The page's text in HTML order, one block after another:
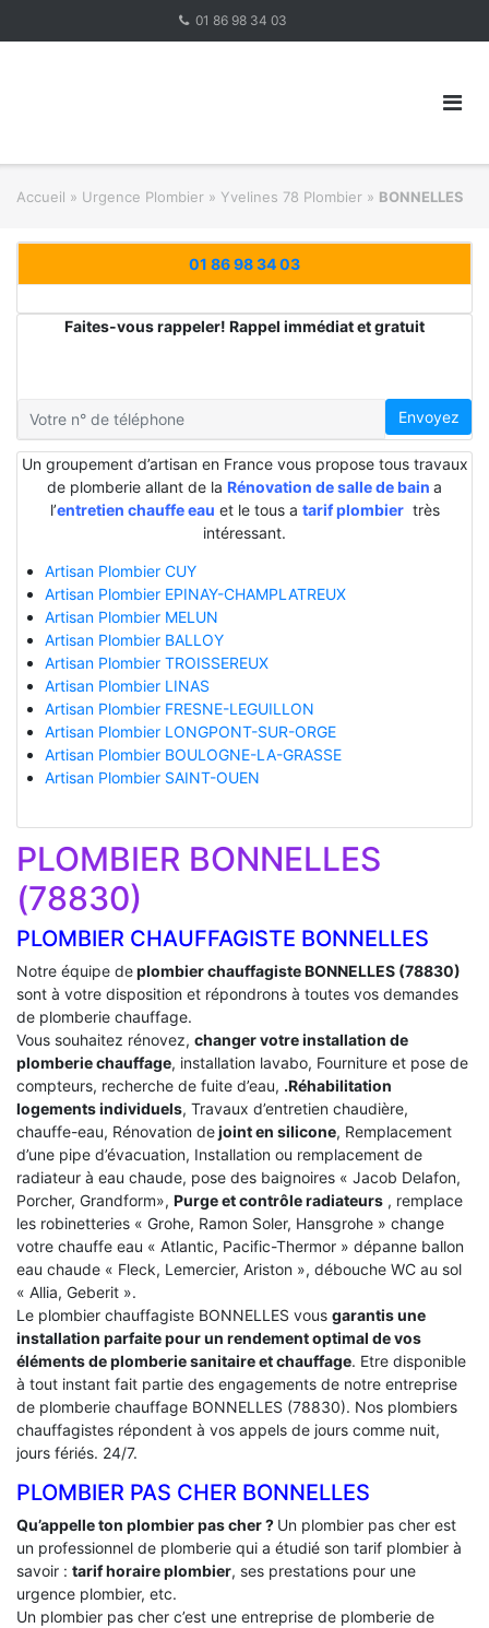
01 86 98 34 03
Accueil » Urgence Plombier » Yvelines 78 Plombier » BONNELLES
01 86 98 34 03
Faites-vous rappeler! Rappel immédiat et gratuit
Envoyez
Un groupement d’artisan en France vous propose tous travaux
de plomberie allant de la Rénovation de salle de bain a
l’entretien chauffe eau et le tous a tarif plombiertrès
intéressant.
Artisan Plombier CUY
Artisan Plombier EPINAY-CHAMPLATREUX
Artisan Plombier MELUN
Artisan Plombier BALLOY
Artisan Plombier TROISSEREUX
Artisan Plombier LINAS
Artisan Plombier FRESNE-LEGUILLON
Artisan Plombier LONGPONT-SUR-ORGE
Artisan Plombier BOULOGNE-LA-GRASSE
Artisan Plombier SAINT-OUEN
PLOMBIER BONNELLES
(78830)
PLOMBIER CHAUFFAGISTE BONNELLES
Notre équipe deplombier chauffagiste BONNELLES (78830)
sont à votre disposition et répondrons à toutes vos demandes
de plomberie chauffage.
Vous souhaitez rénovez, changer votre installation de
plomberie chauffage, installation lavabo, Fourniture et pose de
compteurs, recherche de fuite d’eau, .Réhabilitation
logements individuels, Travaux d’entretien chaudière,
chauffe-eau, Rénovation dejoint en silicone, Remplacement
d’une pipe d’évacuation, Installation ou remplacement de
radiateur à eau chaude, pose des baignoires « Jacob Delafon,
Porcher, Grandform», Purge et contrôle radiateurs , remplace
les robinetteries « Grohe, Ramon Soler, Hansgrohe » change
votre chauffe eau « Atlantic, Pacific-Thermor » dépanne ballon
eau chaude « Fleck, Lemercier, Ariston », débouche WC au sol
« Allia, Geberit ».
Le plombier chauffagiste BONNELLES vous garantis une
installation parfaite pour un rendement optimal de vos
éléments de plomberie sanitaire et chauffage. Etre disponible
à tout instant fait partie des engagements de notre entreprise
de plomberie chauffage BONNELLES (78830). Nos plombiers
chauffagistes répondent à vos appels de jours comme nuit,
jours fériés. 24/7.
PLOMBIER PAS CHER BONNELLES
Qu’appelle ton plombier pas cher ? Un plombier pas cher est
un professionnel de plomberie qui a étudié son tarif plombier à
savoir : tarif horaire plombier, ses prestations pour une
urgence plombier, etc.
Un plombier pas cher c’est une entreprise de plomberie de